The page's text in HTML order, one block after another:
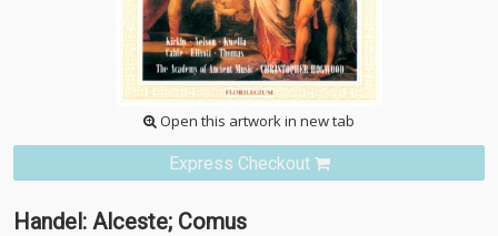
Open this artwork in new tab
Express Checkout
Handel: Alceste; Comus